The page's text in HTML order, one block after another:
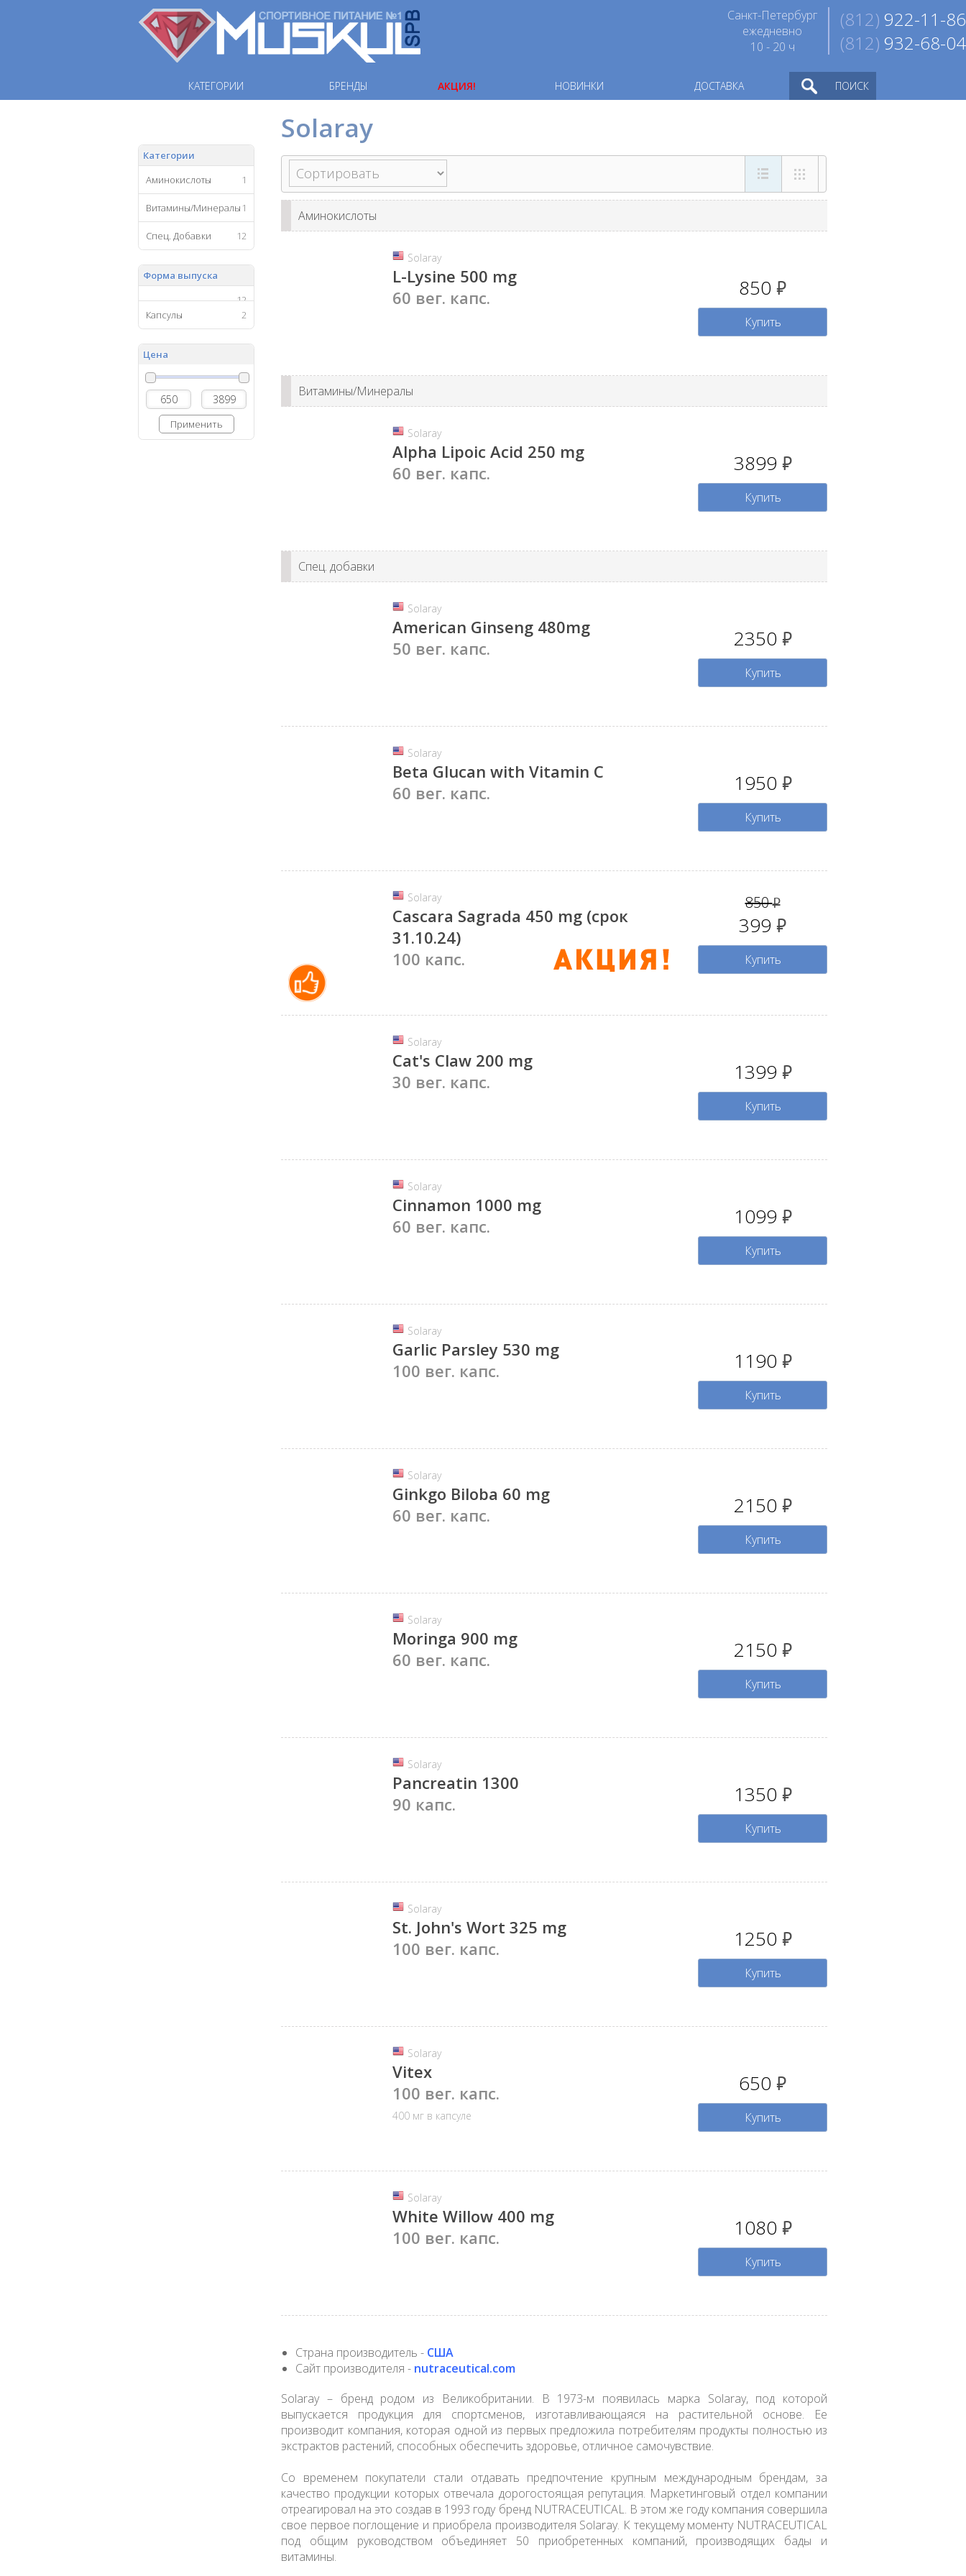
(812) 922-11-86
(812) 932-68-04
Санкт-Петербург
ежедневно
10 - 20 ч
КАТЕГОРИИ БРЕНДЫ АКЦИЯ! НОВИНКИ ДОСТАВКА ПОИСК
Категории
Аминокислоты
1
Витамины/Минералы 1
Спец. Добавки 12
Форма выпуска
12
Капсулы
2
Цена
Применить
Solaray
Аминокислоты
Solaray
L-Lysine 500 mg
60 вег. капс.
850 руб.
Купить
Витамины/Минералы
Solaray
Alpha Lipoic Acid 250 mg
60 вег. капс.
3899 руб.
Купить
Спец. добавки
Solaray
American Ginseng 480mg
50 вег. капс.
2350 руб.
Купить
Solaray
Beta Glucan with Vitamin C
60 вег. капс.
1950 руб.
Купить
Solaray
Cascara Sagrada 450 mg (срок
31.10.24)
100 капс.
850руб.
399 руб.
Купить
Solaray
Cat's Claw 200 mg
30 вег. капс.
1399 руб.
Купить
Solaray
Cinnamon 1000 mg
60 вег. капс.
1099 руб.
Купить
Solaray
Garlic Parsley 530 mg
100 вег. капс.
1190 руб.
Купить
Solaray
Ginkgo Biloba 60 mg
60 вег. капс.
2150 руб.
Купить
Solaray
Moringa 900 mg
60 вег. капс.
2150 руб.
Купить
Solaray
Pancreatin 1300
90 капс.
1350 руб.
Купить
Solaray
St. John's Wort 325 mg
100 вег. капс.
1250 руб.
Купить
Solaray
Vitex
100 вег. капс.
400 мг в капсуле
650 руб.
Купить
Solaray
White Willow 400 mg
100 вег. капс.
1080 руб.
Купить
Страна производитель - США
Сайт производителя - nutraceutical.com
Solaray – бренд родом из Великобритании. В 1973-м появилась марка Solaray, под которой
выпускается продукция для спортсменов, изготавливающаяся на растительной основе. Ее
производит компания, которая одной из первых предложила потребителям продукты полностью из
экстрактов растений, способных обеспечить здоровье, отличное самочувствие.
Со временем покупатели стали отдавать предпочтение крупным международным брендам, за
качество продукции которых отвечала дорогостоящая репутация. Маркетинговый отдел компании
отреагировал на это создав в 1993 году бренд NUTRACEUTICAL. В этом же году компания совершила
свое первое поглощение и приобрела производителя Solaray. К текущему моменту NUTRACEUTICAL
под общим руководством объединяет 50 приобретенных компаний, производящих бады и
витамины.